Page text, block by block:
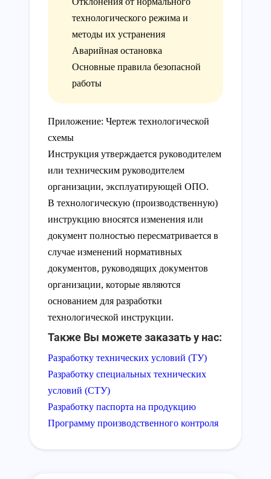
технологического режима и
методы их устранения
Аварийная остановка
Основные правила безопасной
работы
Приложение: Чертеж технологической
схемы
Инструкция утверждается руководителем
или техническим руководителем
организации, эксплуатирующей ОПО.
В технологическую (производственную)
инструкцию вносятся изменения или
документ полностью пересматривается в
случае изменений нормативных
документов, руководящих документов
организации, которые являются
основанием для разработки
технологической инструкции.
Также Вы можете заказать у нас:
Разработку технических условий (ТУ)
Разработку специальных технических
условий (СТУ)
Разработку паспорта на продукцию
Программу производственного контроля